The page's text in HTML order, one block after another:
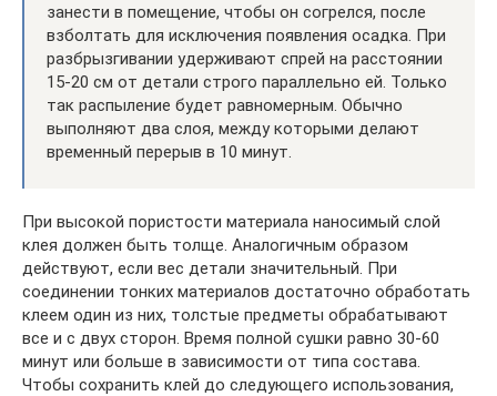
занести в помещение, чтобы он согрелся, после
взболтать для исключения появления осадка. При
разбрызгивании удерживают спрей на расстоянии
15-20 см от детали строго параллельно ей. Только
так распыление будет равномерным. Обычно
выполняют два слоя, между которыми делают
временный перерыв в 10 минут.
При высокой пористости материала наносимый слой
клея должен быть толще. Аналогичным образом
действуют, если вес детали значительный. При
соединении тонких материалов достаточно обработать
клеем один из них, толстые предметы обрабатывают
все и с двух сторон. Время полной сушки равно 30-60
минут или больше в зависимости от типа состава.
Чтобы сохранить клей до следующего использования,